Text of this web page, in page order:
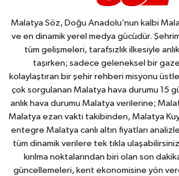
Malatya Söz, Doğu Anadolu’nun kalbi
ve en dinamik yerel medya gücüdür.
tüm gelişmeleri, tarafsızlık ilkesiyle
taşırken; sadece geleneksel bir
kolaylaştıran bir şehir rehberi misyonu
çok sorgulanan Malatya hava durumu 15
anlık hava durumu Malatya verilerine;
Malatya ezan vakti takibinden, Malatya
entegre Malatya canlı altın fiyatları
tüm dinamik verilere tek tıkla
kırılma noktalarından biri olan son
güncellemeleri, kent ekonomisine yön